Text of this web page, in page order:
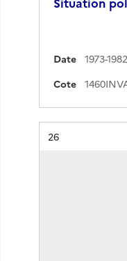
Date
1973-1982
Cote
Résultat n°
26